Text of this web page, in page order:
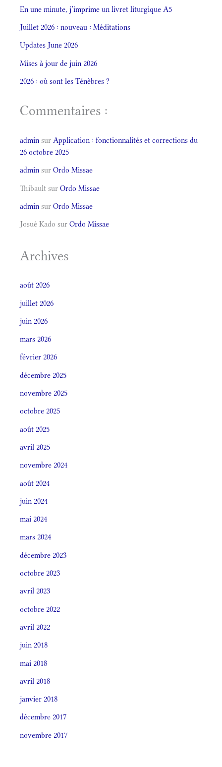
En une minute, j’imprime un livret liturgique A5
Juillet 2026 : nouveau : Méditations
Updates June 2026
Mises à jour de juin 2026
2026 : où sont les Ténèbres ?
Commentaires :
admin sur Application : fonctionnalités et corrections du
26 octobre 2025
admin sur Ordo Missae
Thibault sur Ordo Missae
admin sur Ordo Missae
Josué Kado sur Ordo Missae
Archives
août 2026
juillet 2026
juin 2026
mars 2026
février 2026
décembre 2025
novembre 2025
octobre 2025
août 2025
avril 2025
novembre 2024
août 2024
juin 2024
mai 2024
mars 2024
décembre 2023
octobre 2023
avril 2023
octobre 2022
avril 2022
juin 2018
mai 2018
avril 2018
janvier 2018
décembre 2017
novembre 2017